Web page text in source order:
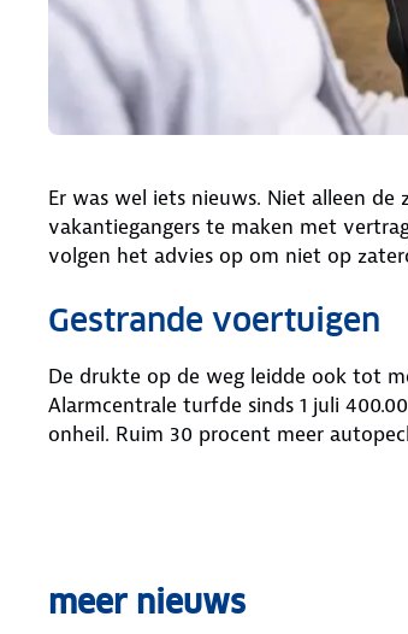
Er was wel iets nieuws. Niet alleen
vakantiegangers te maken met
volgen het advies op om niet op
Gestrande voertuigen
De drukte op de weg leidde ook tot
Alarmcentrale turfde sinds 1 juli
onheil. Ruim 30 procent meer
meer nieuws